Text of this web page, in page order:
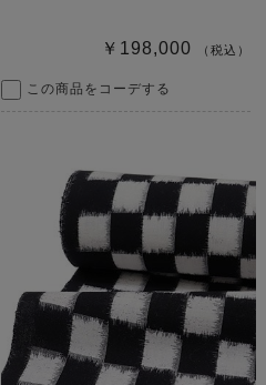
￥198,000 （税込）
この商品をコーデする